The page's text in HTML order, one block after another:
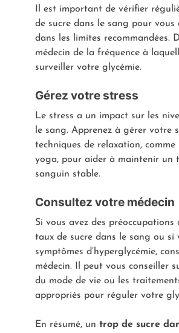
Il est important de vérifier
de sucre dans le sang pour vous
dans les limites recommandées.
médecin de la fréquence à
surveiller votre glycémie.
Gérez votre stress
Le stress a un impact sur les
le sang. Apprenez à gérer votre
techniques de relaxation,
yoga, pour aider à maintenir un
sanguin stable.
Consultez votre médecin
Si vous avez des
taux de sucre dans le sang ou si
symptômes d’hyperglycémie,
médecin. Il peut vous conseiller
du mode de vie ou les
appropriés pour réguler votre
En résumé, un trop de sucre